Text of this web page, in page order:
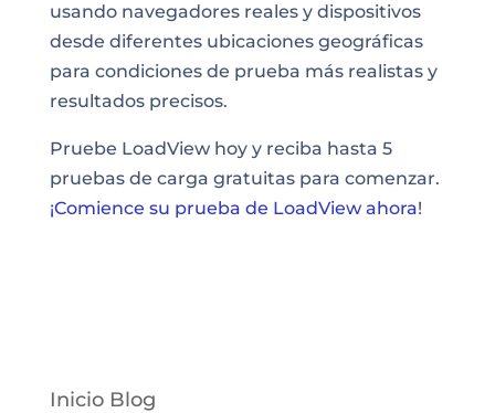
usando navegadores reales y dispositivos
desde diferentes ubicaciones geográficas
para condiciones de prueba más realistas y
resultados precisos.
Pruebe LoadView hoy y reciba hasta 5
pruebas de carga gratuitas para comenzar.
¡Comience su prueba de LoadView ahora!
Inicio Blog